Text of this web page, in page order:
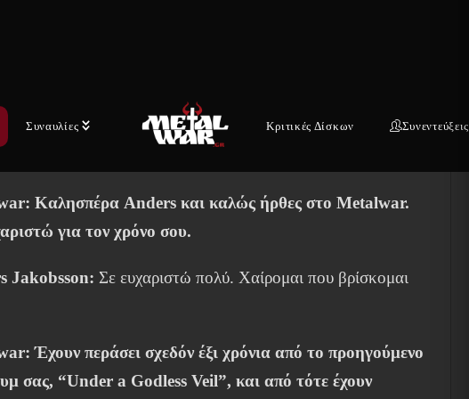
Συναυλίες Κριτικές Δίσκων Συνεντεύξεις
(δείτε το video της συνέντευξης εδώ! !).
Καλησπέρα Anders και καλώς ήρθες στο Metalwar.
για τον χρόνο σου.
Jakobsson: Σε ευχαριστώ πολύ. Χαίρομαι που βρίσκομαι
Έχουν περάσει σχεδόν έξι χρόνια από το προηγούμενο
σας, “Under a Godless Veil”, και από τότε έχουν